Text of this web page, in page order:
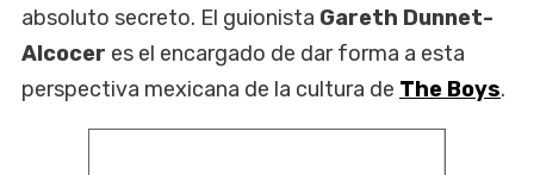
absoluto secreto. El guionista Gareth Dunnet-
Alcocer es el encargado de dar forma a esta
perspectiva mexicana de la cultura de The Boys.